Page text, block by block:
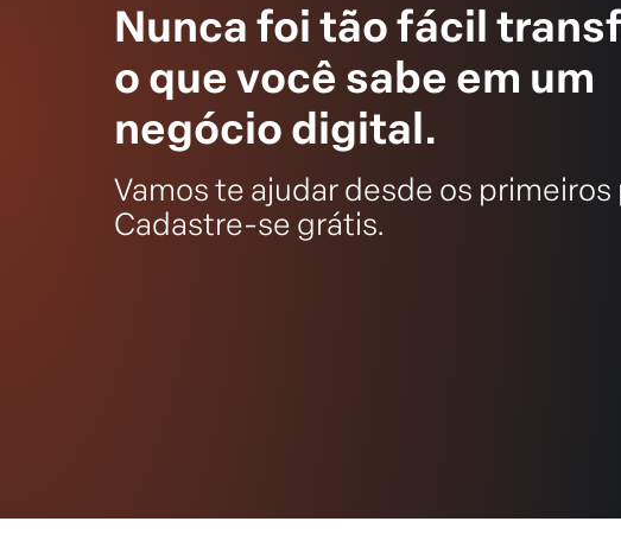
Nunca foi tão fácil
o que você sabe em um
negócio digital.
Vamos te ajudar desde os primeiros
Cadastre-se grátis.